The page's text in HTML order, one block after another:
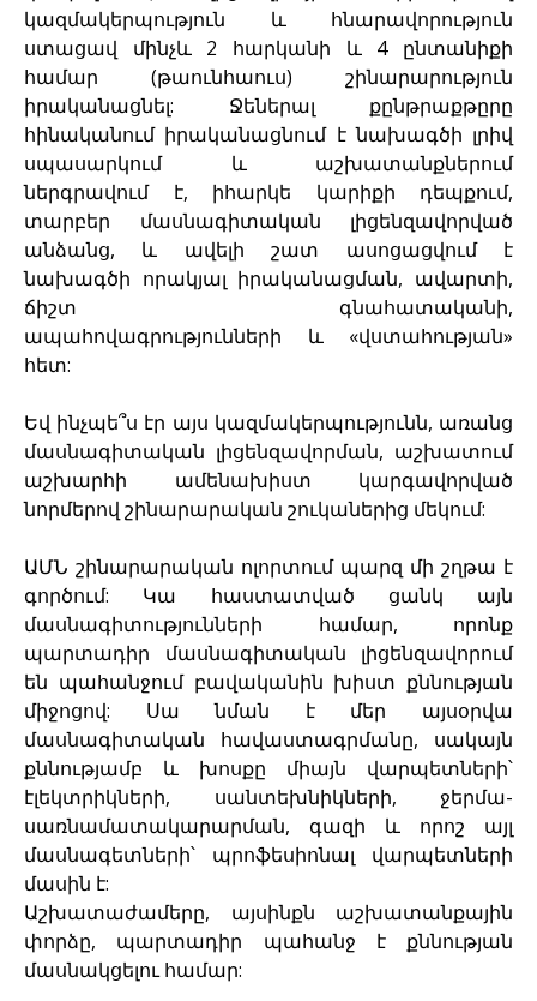
կազմակերպություն և հնարավորություն
ստացավ մինչև 2 հարկանի և 4 ընտանիքի
համար (թաունհաուս) շինարարություն
իրականացնել: Ջեներալ քընթրաքթըրը
հինականում իրականացնում է նախագծի լրիվ
սպասարկում և աշխատանքներում
ներգրավում է, իհարկե կարիքի դեպքում,
տարբեր մասնագիտական լիցենզավորված
անձանց, և ավելի շատ ասոցացվում է
նախագծի որակյալ իրականացման, ավարտի,
ճիշտ գնահատականի,
ապահովագրությունների և «վստահության»
հետ:
Եվ ինչպե՞ս էր այս կազմակերպությունն, առանց
մասնագիտական լիցենզավորման, աշխատում
աշխարհի ամենախիստ կարգավորված
նորմերով շինարարական շուկաներից մեկում:
ԱՄՆ շինարարական ոլորտում պարզ մի շղթա է
գործում: Կա հաստատված ցանկ այն
մասնագիտությունների համար, որոնք
պարտադիր մասնագիտական լիցենզավորում
են պահանջում բավականին խիստ քննության
միջոցով: Սա նման է մեր այսօրվա
մասնագիտական հավաստագրմանը, սակայն
քննությամբ և խոսքը միայն վարպետների՝
էլեկտրիկների, սանտեխնիկների, ջերմա-
սառնամատակարարման, գազի և որոշ այլ
մասնագետների՝ պրոֆեսիոնալ վարպետների
մասին է:
Աշխատաժամերը, այսինքն աշխատանքային
փորձը, պարտադիր պահանջ է քննության
մասնակցելու համար: